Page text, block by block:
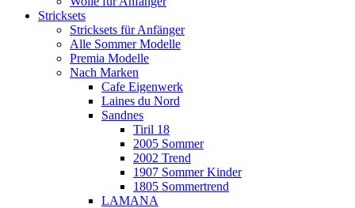
Stricksets
Stricksets für Anfänger
Alle Sommer Modelle
Premia Modelle
Nach Marken
Cafe Eigenwerk
Laines du Nord
Sandnes
Tiril 18
2005 Sommer
2002 Trend
1907 Sommer Kinder
1805 Sommertrend
LAMANA